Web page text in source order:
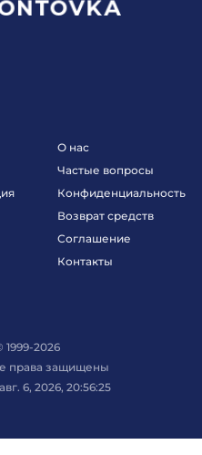
О нас
Частые вопросы
Конфиденциальность
Возврат средств
Соглашение
Контакты
2026
права защищены
6, 2026, 20:56:25